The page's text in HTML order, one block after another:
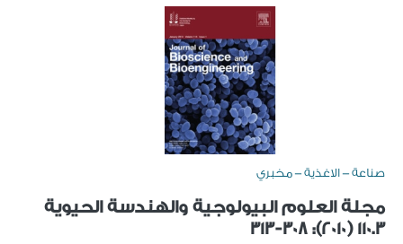
صناعة - الاغذية - مخبري
مجلة العلوم البيولوجية والهندسة الحيوية
110.3 (2010): 308-313